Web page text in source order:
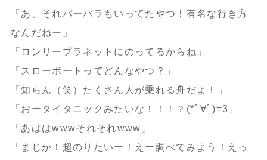
「あ、それバーバラもいってたやつ！有名な行き方
なんだねー」
「ロンリープラネットにのってるからね」
「スローボートってどんなやつ？」
「知らん（笑）たくさん人が乗れる舟だよ！」
「おータイタニックみたいな！！！？(*ﾟ∀ﾟ)=3」
「あははwwwそれそれwww」
「まじか！超のりたいー！えー調べてみよう！えっ